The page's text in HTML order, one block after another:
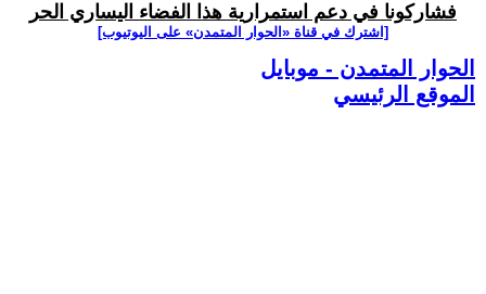
فشاركونا في دعم استمرارية هذا الفضاء اليساري الحر
[اشترك في قناة ‫«الحوار المتمدن» على اليوتيوب]
الحوار المتمدن - موبايل
الموقع الرئيسي